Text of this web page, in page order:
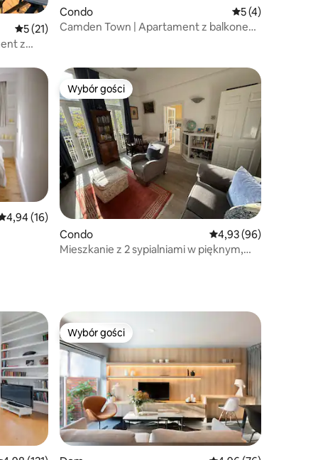
Średnia ocena: 5 na 5, liczba recenzji: 21
5 (21)
z
Condo Średnia ocena: 5
5 (4)
Camden Town | Apartament z balkonem
ocena: 4,94 na 5, liczba recenzji: 16
4,94 (16)
Wybór gości
Wybór gości
Condo Średnia ocena: 4,93
4,93 (96)
Mieszkanie z 2 sypialniami w pięknym,
gości Wybór gości
Wybór gości